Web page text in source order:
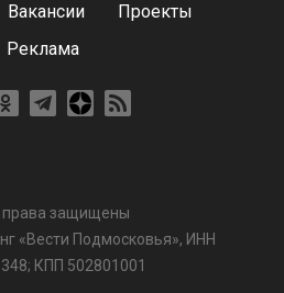
Вакансии
Проекты
Реклама
защищены
«Вести Подмосковья», ИНН
КПП 502801001